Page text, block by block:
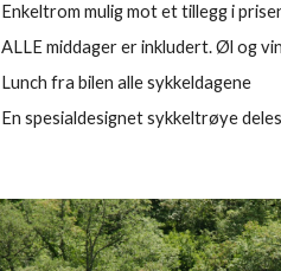
Enkeltrom mulig mot et tillegg i
ALLE middager er inkludert. Øl og
Lunch fra bilen alle sykkeldagene
En spesialdesignet sykkeltrøye